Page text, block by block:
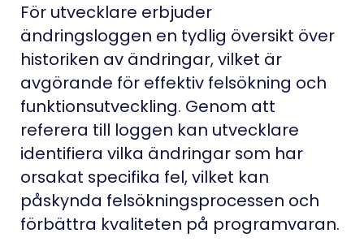
För utvecklare erbjuder
ändringsloggen en tydlig översikt över
historiken av ändringar, vilket är
avgörande för effektiv felsökning och
funktionsutveckling. Genom att
referera till loggen kan utvecklare
identifiera vilka ändringar som har
orsakat specifika fel, vilket kan
påskynda felsökningsprocessen och
förbättra kvaliteten på programvaran.